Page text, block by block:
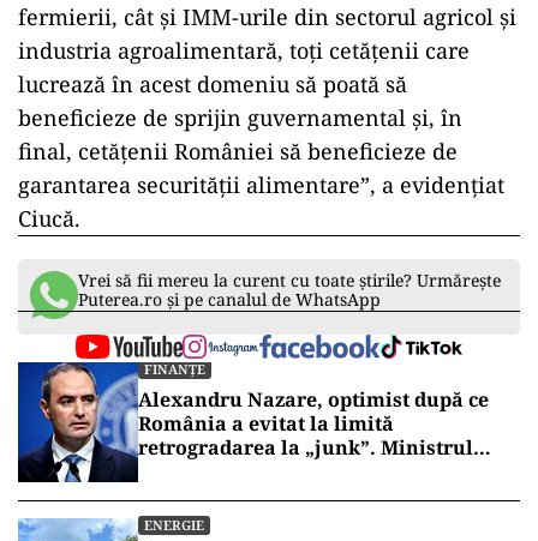
fermierii, cât şi IMM-urile din sectorul agricol şi
industria agroalimentară, toţi cetăţenii care
lucrează în acest domeniu să poată să
beneficieze de sprijin guvernamental şi, în
final, cetăţenii României să beneficieze de
garantarea securităţii alimentare”, a evidenţiat
Ciucă.
Vrei să fii mereu la curent cu toate știrile? Urmărește
Puterea.ro și pe canalul de WhatsApp
FINANȚE
Alexandru Nazare, optimist după ce
România a evitat la limită
retrogradarea la „junk”. Ministrul
în 2027
ENERGIE